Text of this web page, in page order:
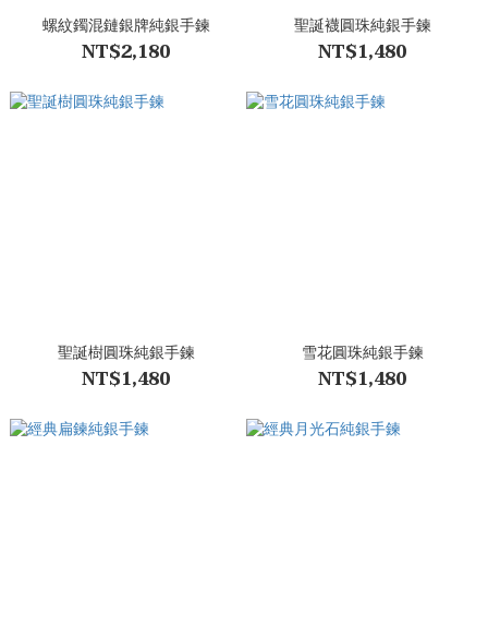
螺紋鐲混鏈銀牌純銀手鍊
NT$2,180
聖誕襪圓珠純銀手鍊
NT$1,480
聖誕樹圓珠純銀手鍊
NT$1,480
雪花圓珠純銀手鍊
NT$1,480